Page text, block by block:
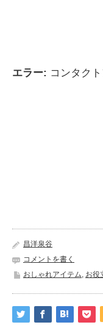
エラー: コンタク
昌洋泉谷
コメントを書く
おしゃれアイテム, お役